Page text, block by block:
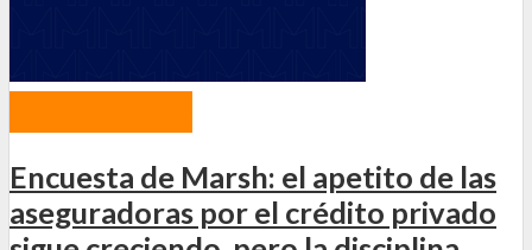
Encuesta de Marsh: el apetito de las
aseguradoras por el crédito privado